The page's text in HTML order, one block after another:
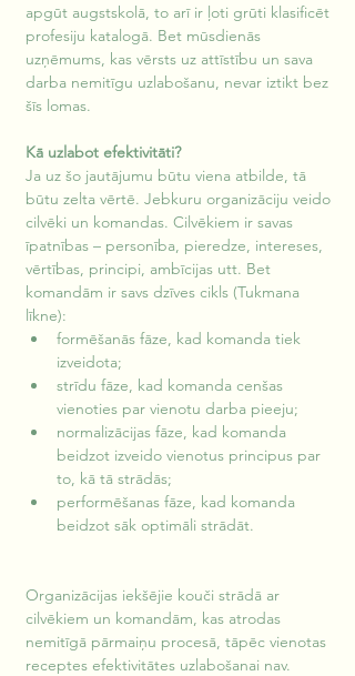
apgūt augstskolā, to arī ir ļoti grūti klasificēt
profesiju katalogā. Bet mūsdienās
uzņēmums, kas vērsts uz attīstību un sava
darba nemitīgu uzlabošanu, nevar iztikt bez
šīs lomas.
Kā uzlabot efektivitāti?
Ja uz šo jautājumu būtu viena atbilde, tā
būtu zelta vērtē. Jebkuru organizāciju veido
cilvēki un komandas. Cilvēkiem ir savas
īpatnības – personība, pieredze, intereses,
vērtības, principi, ambīcijas utt. Bet
komandām ir savs dzīves cikls (Tukmana
līkne):
formēšanās fāze, kad komanda tiek
izveidota;
strīdu fāze, kad komanda cenšas
vienoties par vienotu darba pieeju;
normalizācijas fāze, kad komanda
beidzot izveido vienotus principus par
to, kā tā strādās;
performēšanas fāze, kad komanda
beidzot sāk optimāli strādāt.
Organizācijas iekšējie kouči strādā ar
cilvēkiem un komandām, kas atrodas
nemitīgā pārmaiņu procesā, tāpēc vienotas
receptes efektivitātes uzlabošanai nav.